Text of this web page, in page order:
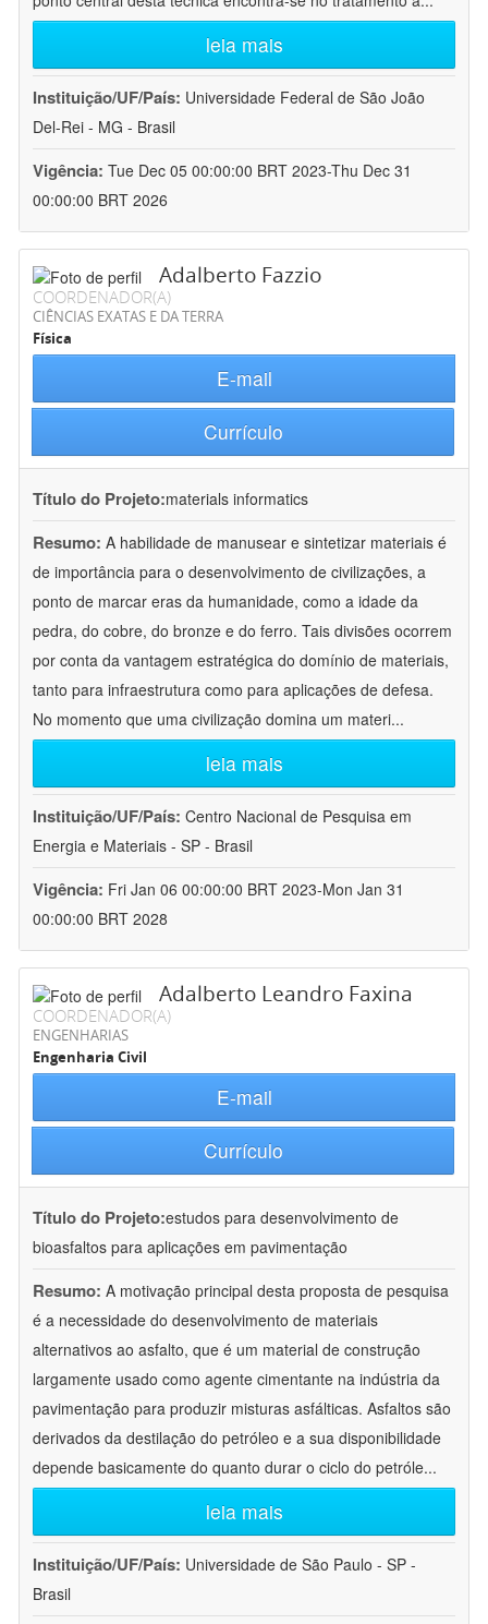
leia mais
Instituição/UF/País: Universidade Federal de São João
Del-Rei - MG - Brasil
Vigência: Tue Dec 05 00:00:00 BRT 2023-Thu Dec 31
00:00:00 BRT 2026
Adalberto Fazzio
COORDENADOR(A)
CIÊNCIAS EXATAS E DA TERRA
Física
E-mail
Currículo
Título do Projeto:materials informatics
Resumo: A habilidade de manusear e sintetizar materiais é
de importância para o desenvolvimento de civilizações, a
ponto de marcar eras da humanidade, como a idade da
pedra, do cobre, do bronze e do ferro. Tais divisões ocorrem
por conta da vantagem estratégica do domínio de materiais,
tanto para infraestrutura como para aplicações de defesa.
No momento que uma civilização domina um materi...
leia mais
Instituição/UF/País: Centro Nacional de Pesquisa em
Energia e Materiais - SP - Brasil
Vigência: Fri Jan 06 00:00:00 BRT 2023-Mon Jan 31
00:00:00 BRT 2028
Adalberto Leandro Faxina
COORDENADOR(A)
ENGENHARIAS
Engenharia Civil
E-mail
Currículo
Título do Projeto:estudos para desenvolvimento de
bioasfaltos para aplicações em pavimentação
Resumo: A motivação principal desta proposta de pesquisa
é a necessidade do desenvolvimento de materiais
alternativos ao asfalto, que é um material de construção
largamente usado como agente cimentante na indústria da
pavimentação para produzir misturas asfálticas. Asfaltos são
derivados da destilação do petróleo e a sua disponibilidade
depende basicamente do quanto durar o ciclo do petróle...
leia mais
Instituição/UF/País: Universidade de São Paulo - SP -
Brasil